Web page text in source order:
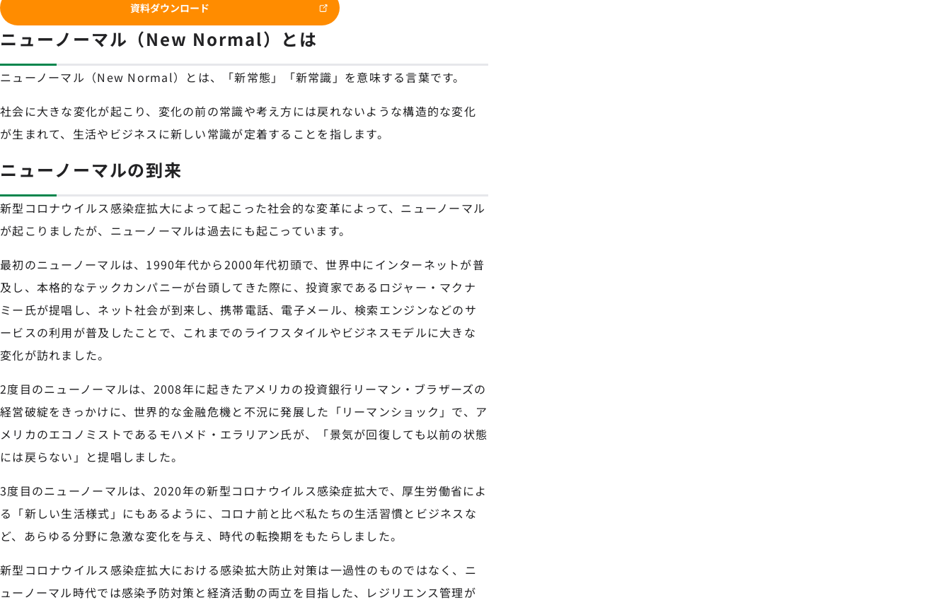
資料ダウンロード
ニューノーマル（New Normal）とは
ニューノーマル（New Normal）とは、「新常態」「新常識」を意味する言葉です。
社会に大きな変化が起こり、変化の前の常識や考え方には戻れないような構造的な変化
が生まれて、生活やビジネスに新しい常識が定着することを指します。
ニューノーマルの到来
新型コロナウイルス感染症拡大によって起こった社会的な変革によって、ニューノーマル
が起こりましたが、ニューノーマルは過去にも起こっています。
最初のニューノーマルは、1990年代から2000年代初頭で、世界中にインターネットが普
及し、本格的なテックカンパニーが台頭してきた際に、投資家であるロジャー・マクナ
ミー氏が提唱し、ネット社会が到来し、携帯電話、電子メール、検索エンジンなどのサ
ービスの利用が普及したことで、これまでのライフスタイルやビジネスモデルに大きな
変化が訪れました。
2度目のニューノーマルは、2008年に起きたアメリカの投資銀行リーマン・ブラザーズの
経営破綻をきっかけに、世界的な金融危機と不況に発展した「リーマンショック」で、ア
メリカのエコノミストであるモハメド・エラリアン氏が、「景気が回復しても以前の状態
には戻らない」と提唱しました。
3度目のニューノーマルは、2020年の新型コロナウイルス感染症拡大で、厚生労働省によ
る「新しい生活様式」にもあるように、コロナ前と比べ私たちの生活習慣とビジネスな
ど、あらゆる分野に急激な変化を与え、時代の転換期をもたらしました。
新型コロナウイルス感染症拡大における感染拡大防止対策は一過性のものではなく、ニ
ューノーマル時代では感染予防対策と経済活動の両立を目指した、レジリエンス管理が